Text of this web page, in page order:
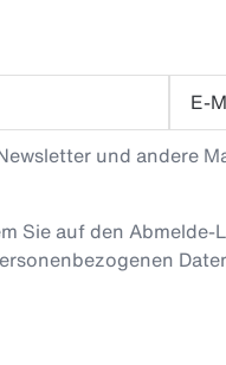
E-
und andere
Sie auf den